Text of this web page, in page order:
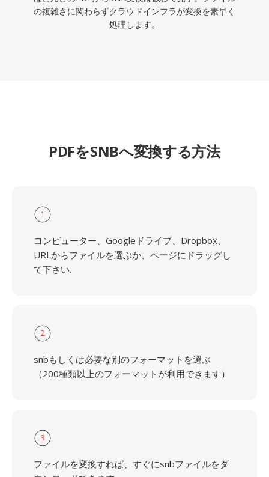
の複雑さに関わらずクラウドインフラが変換を素早く
処理します。
PDFをSNBへ変換する方法
1
コンピューター、Googleドライブ、Dropbox、
URLからファイルを選ぶか、ページにドラッグし
て下さい.
2
snbもしくは必要な別のフォーマットを選ぶ
（200種類以上のフォーマットが利用できます）
3
ファイルを変換すれば、すぐにsnbファイルをダ